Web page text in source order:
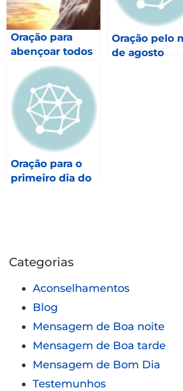
Oração para
abençoar todos
os meses de
2023 – Gálatas
6.9
Oração pelo
de agosto
Oração para o
primeiro dia do
Categorias
Aconselhamentos
Blog
Mensagem de Boa noite
Mensagem de Boa tarde
Mensagem de Bom Dia
Testemunhos